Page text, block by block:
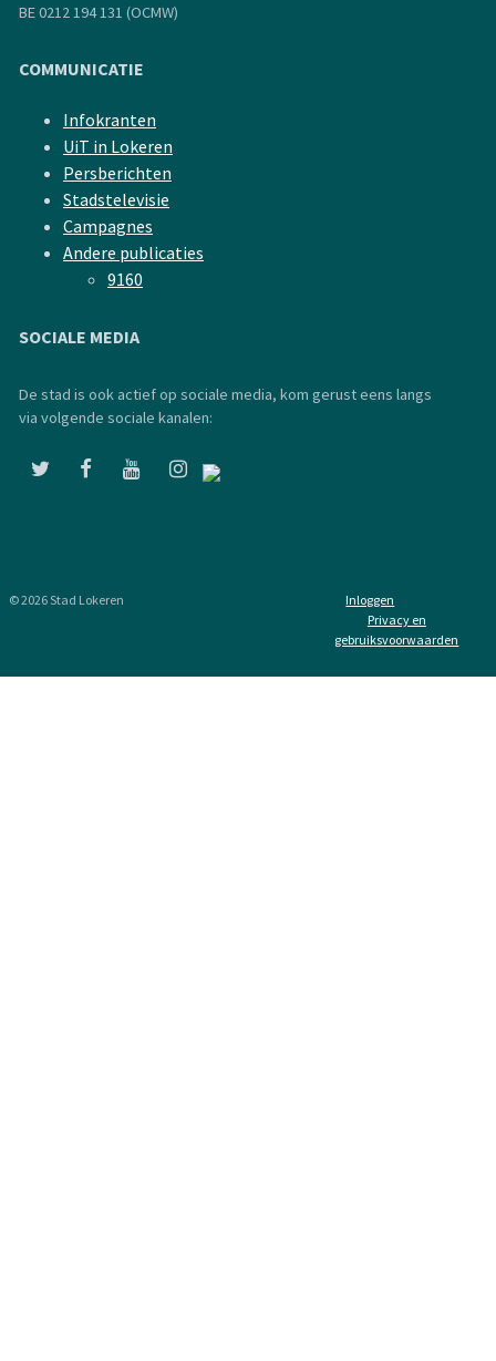
BE 0212 194 131 (OCMW)
COMMUNICATIE
Infokranten
UiT in Lokeren
Persberichten
Stadstelevisie
Campagnes
Andere publicaties
9160
SOCIALE MEDIA
De stad is ook actief op sociale media, kom gerust eens langs
via volgende sociale kanalen:
© 2026 Stad Lokeren
Inloggen
Privacy en
gebruiksvoorwaarden